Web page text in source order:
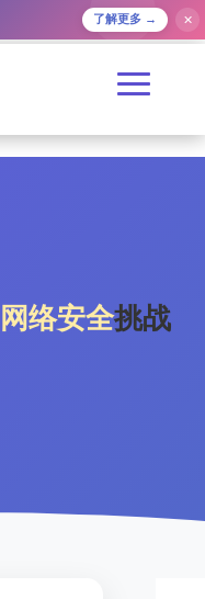
了解更多 → ✕
网络安全挑战